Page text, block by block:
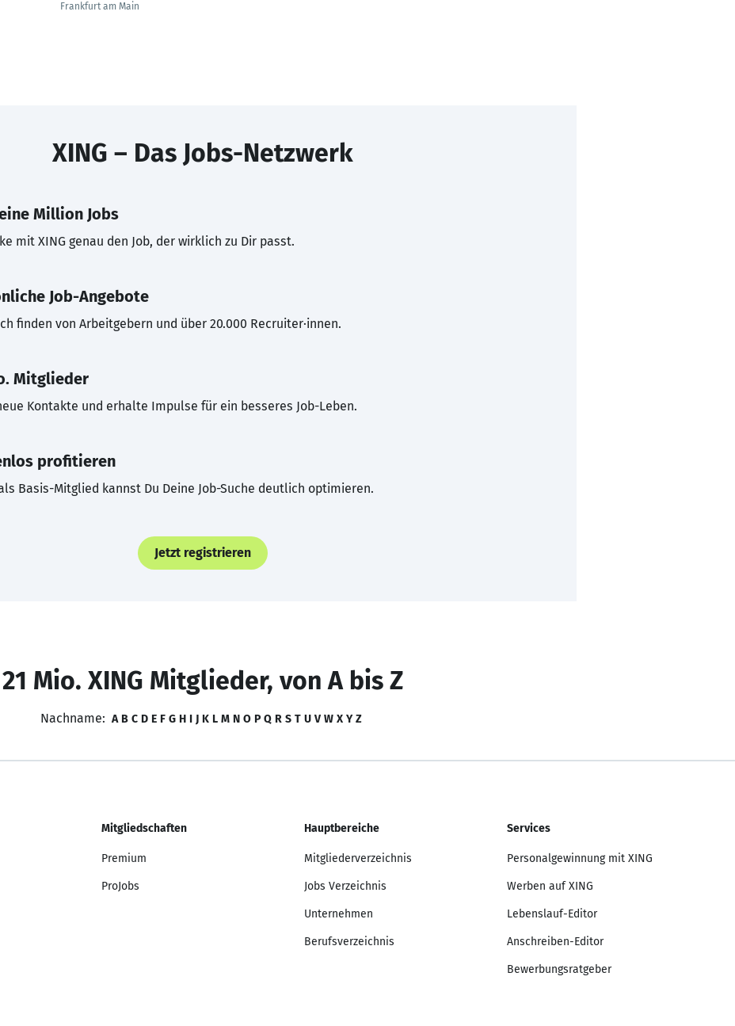
Frankfurt am Main
XING – Das Jobs-Netzwerk
Million Jobs
mit XING genau den Job, der wirklich zu Dir passt.
Job-Angebote
finden von Arbeitgebern und über 20.000 Recruiter·innen.
Mitglieder
Kontakte und erhalte Impulse für ein besseres Job-Leben.
profitieren
Basis-Mitglied kannst Du Deine Job-Suche deutlich optimieren.
Jetzt registrieren
21 Mio. XING Mitglieder, von A bis Z
Nachname: A B C D E F G H I J K L M N O P Q R S T U V W X Y Z
Mitgliedschaften
Premium
ProJobs
Hauptbereiche
Mitgliederverzeichnis
Jobs Verzeichnis
Unternehmen
Berufsverzeichnis
Services
Personalgewinnung mit XING
Werben auf XING
Lebenslauf-Editor
Anschreiben-Editor
Bewerbungsratgeber